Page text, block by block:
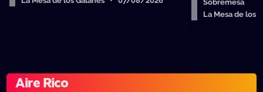
Sobremesa
La Mesa de
Aire Rico